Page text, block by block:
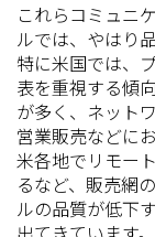
これらコミュニ
ルでは、やはり
特に米国では、
表を重視する傾
が多く、ネット
営業販売などに
米各地でリモー
るなど、販売網
ルの品質が低下